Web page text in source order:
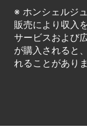
※ ホンシェルジ
販売により収入
サービスおよび
が購入されると
れることがありま